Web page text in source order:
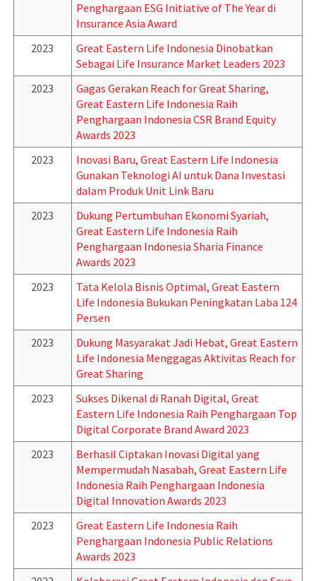
Penghargaan ESG Initiative of The Year di
Insurance Asia Award
2023
Great Eastern Life Indonesia Dinobatkan
Sebagai Life Insurance Market Leaders 2023
2023
Gagas Gerakan Reach for Great Sharing,
Great Eastern Life Indonesia Raih
Penghargaan Indonesia CSR Brand Equity
Awards 2023
2023
Inovasi Baru, Great Eastern Life Indonesia
Gunakan Teknologi AI untuk Dana Investasi
dalam Produk Unit Link Baru
2023
Dukung Pertumbuhan Ekonomi Syariah,
Great Eastern Life Indonesia Raih
Penghargaan Indonesia Sharia Finance
Awards 2023
2023
Tata Kelola Bisnis Optimal, Great Eastern
Life Indonesia Bukukan Peningkatan Laba 124
Persen
2023
Dukung Masyarakat Jadi Hebat, Great Eastern
Life Indonesia Menggagas Aktivitas Reach for
Great Sharing
2023
Sukses Dikenal di Ranah Digital, Great
Eastern Life Indonesia Raih Penghargaan Top
Digital Corporate Brand Award 2023
2023
Berhasil Ciptakan Inovasi Digital yang
Mempermudah Nasabah, Great Eastern Life
Indonesia Raih Penghargaan Indonesia
Digital Innovation Awards 2023
2023
Great Eastern Life Indonesia Raih
Penghargaan Indonesia Public Relations
Awards 2023